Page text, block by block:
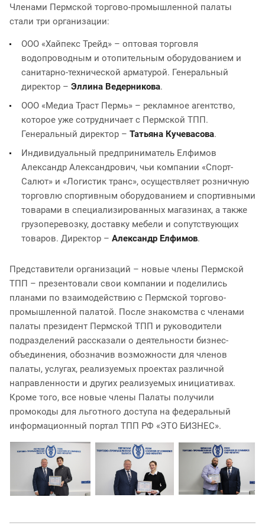
Членами Пермской торгово-промышленной палаты
стали три организации:
ООО «Хайпекс Трейд» – оптовая торговля
водопроводным и отопительным оборудованием и
санитарно-технической арматурой. Генеральный
директор – Эллина Ведерникова.
ООО «Медиа Траст Пермь» – рекламное агентство,
которое уже сотрудничает с Пермской ТПП.
Генеральный директор – Татьяна Кучевасова.
Индивидуальный предприниматель Елфимов
Александр Александрович, чьи компании «Спорт-
Салют» и «Логистик транс», осуществляет розничную
торговлю спортивным оборудованием и спортивными
товарами в специализированных магазинах, а также
грузоперевозку, доставку мебели и сопутствующих
товаров. Директор – Александр Елфимов.
Представители организаций – новые члены Пермской
ТПП – презентовали свои компании и поделились
планами по взаимодействию с Пермской торгово-
промышленной палатой. После знакомства с членами
палаты президент Пермской ТПП и руководители
подразделений рассказали о деятельности бизнес-
объединения, обозначив возможности для членов
палаты, услугах, реализуемых проектах различной
направленности и других реализуемых инициативах.
Кроме того, все новые члены Палаты получили
промокоды для льготного доступа на федеральный
информационный портал ТПП РФ «ЭТО БИЗНЕС».